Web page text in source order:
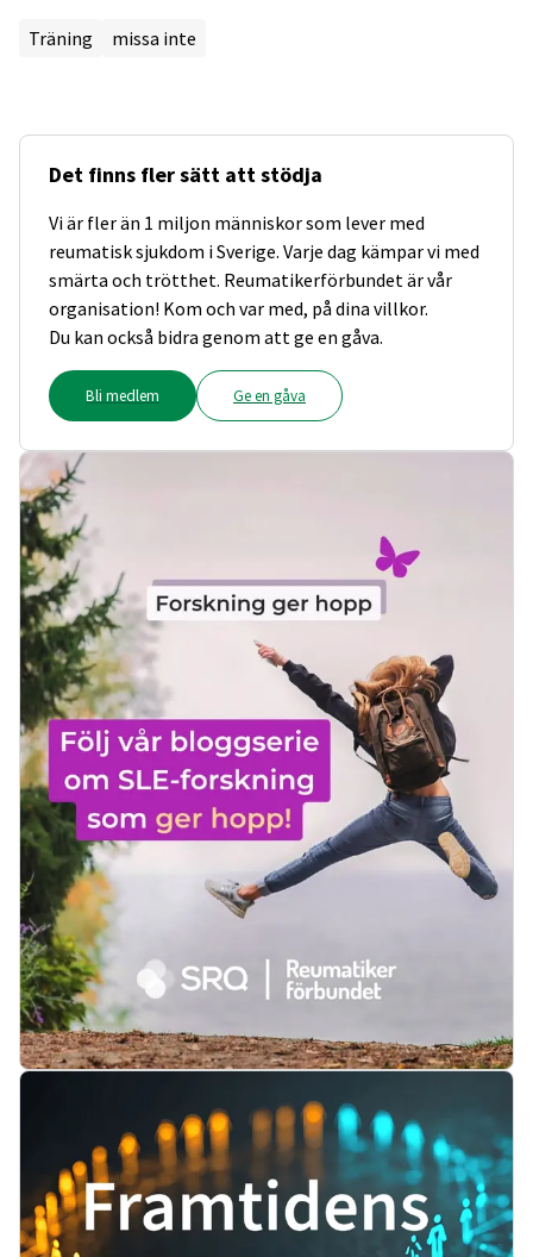
Träning missa inte
Det finns fler sätt att stödja
Vi är fler än 1 miljon människor som lever med
reumatisk sjukdom i Sverige. Varje dag kämpar vi med
smärta och trötthet. Reumatikerförbundet är vår
organisation! Kom och var med, på dina villkor.
Du kan också bidra genom att ge en gåva.
Bli medlem Ge en gåva